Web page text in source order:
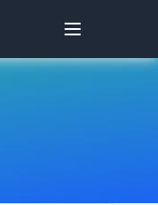
Open user menu